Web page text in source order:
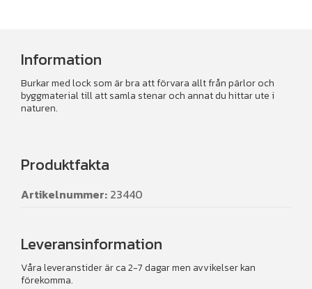
Information
Burkar med lock som är bra att förvara allt från pärlor och
byggmaterial till att samla stenar och annat du hittar ute i
naturen.
Produktfakta
Artikelnummer: 23440
Leveransinformation
Våra leveranstider är ca 2-7 dagar men avvikelser kan
förekomma.